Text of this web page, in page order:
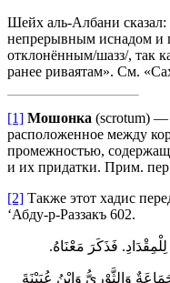
Шейх аль-Албани сказал:
непрерывным иснадом и
отклонённым/шазз/, так
ранее риваятам». См.
[1] Мошонка (scrotum) —
расположенное между
промежностью,
и их придатки. Прим.
[2] Также этот хадис
‘Абду-р-Раззакъ 602.
فَذَكَرَ مَعْنَاهُ.
وَالثَّوْرِىُّ وَابْنُ عُيَيْنَةَ